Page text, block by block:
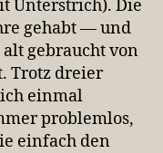
Unterstrich). Die
gehabt — und
gebraucht von
Trotz dreier
einmal
problemlos,
einfach den